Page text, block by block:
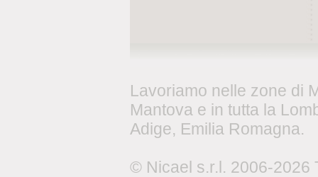
Lavoriamo nelle zone di
Mantova e in tutta la
Adige, Emilia Romagna.
© Nicael s.r.l. 2006-2026